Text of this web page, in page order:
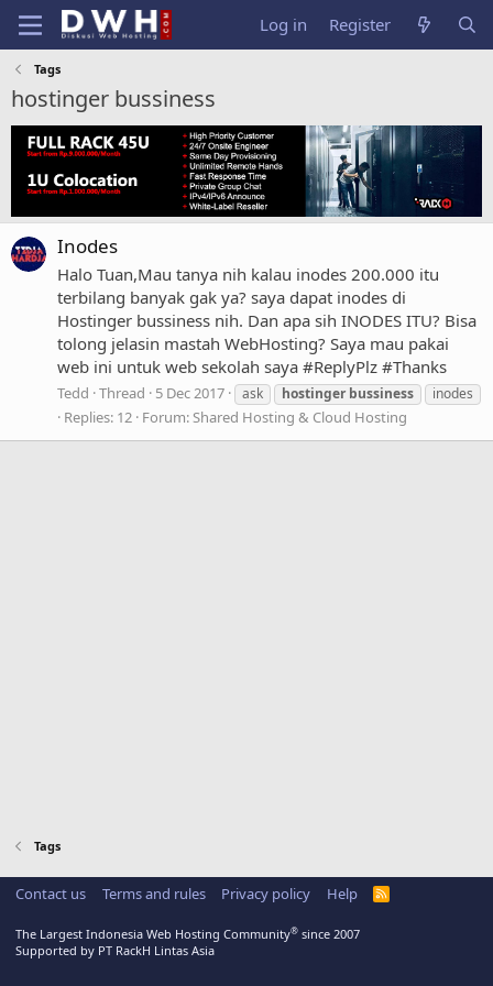
Log in Register
Tags
hostinger bussiness
Inodes
Halo Tuan,Mau tanya nih kalau inodes 200.000 itu
terbilang banyak gak ya? saya dapat inodes di
Hostinger bussiness nih. Dan apa sih INODES ITU? Bisa
tolong jelasin mastah WebHosting? Saya mau pakai
web ini untuk web sekolah saya #ReplyPlz #Thanks
Tedd Thread 5 Dec 2017 ask hostinger bussiness inodes
Replies: 12 Forum: Shared Hosting & Cloud Hosting
Tags
Contact us Terms and rules Privacy policy Help
R
The Largest Indonesia Web Hosting Community® since 2007
Supported by PT RackH Lintas Asia